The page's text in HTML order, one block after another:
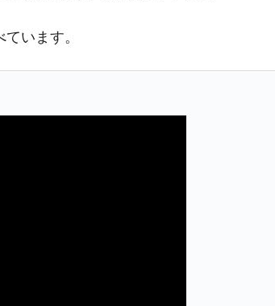
、2032年竣工と公示
います。